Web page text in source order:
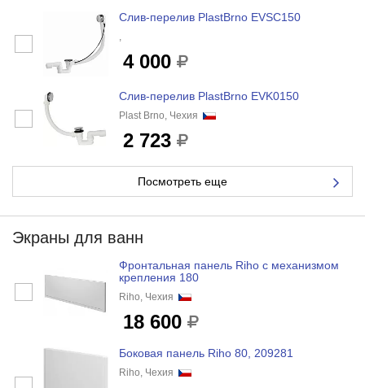
Слив-перелив PlastBrno EVSC150
,
4 000
Слив-перелив PlastBrno EVK0150
Plast Brno, Чехия
2 723
Посмотреть еще
Экраны для ванн
Фронтальная панель Riho с механизмом
крепления 180
Riho, Чехия
18 600
Боковая панель Riho 80, 209281
Riho, Чехия